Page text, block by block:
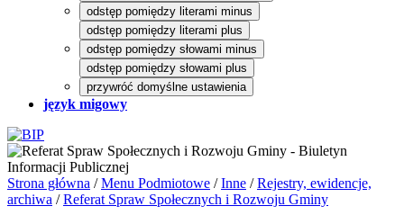
odstęp pomiędzy literami minus
odstęp pomiędzy literami plus
odstęp pomiędzy słowami minus
odstęp pomiędzy słowami plus
przywróć domyślne ustawienia
język migowy
Strona główna /Menu Podmiotowe /Inne /Rejestry, ewidencje,
archiwa /Referat Spraw Społecznych i Rozwoju Gminy